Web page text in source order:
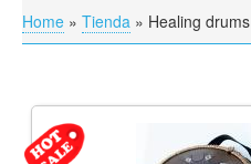
DISEÑOS
VÍDEOS
You are here
Home » Tienda » Healing drums